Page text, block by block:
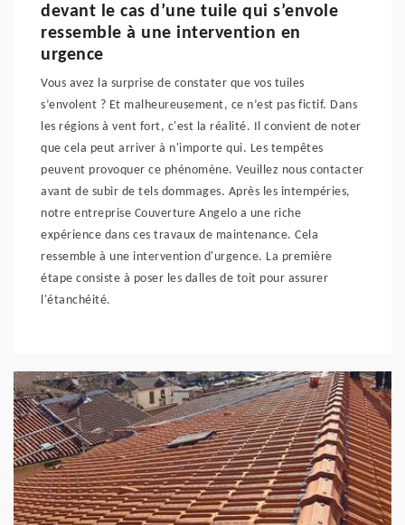
devant le cas d’une tuile qui s’envole
ressemble à une intervention en
urgence
Vous avez la surprise de constater que vos tuiles
s’envolent ? Et malheureusement, ce n’est pas fictif. Dans
les régions à vent fort, c'est la réalité. Il convient de noter
que cela peut arriver à n'importe qui. Les tempêtes
peuvent provoquer ce phénomène. Veuillez nous contacter
avant de subir de tels dommages. Après les intempéries,
notre entreprise Couverture Angelo a une riche
expérience dans ces travaux de maintenance. Cela
ressemble à une intervention d'urgence. La première
étape consiste à poser les dalles de toit pour assurer
l'étanchéité.